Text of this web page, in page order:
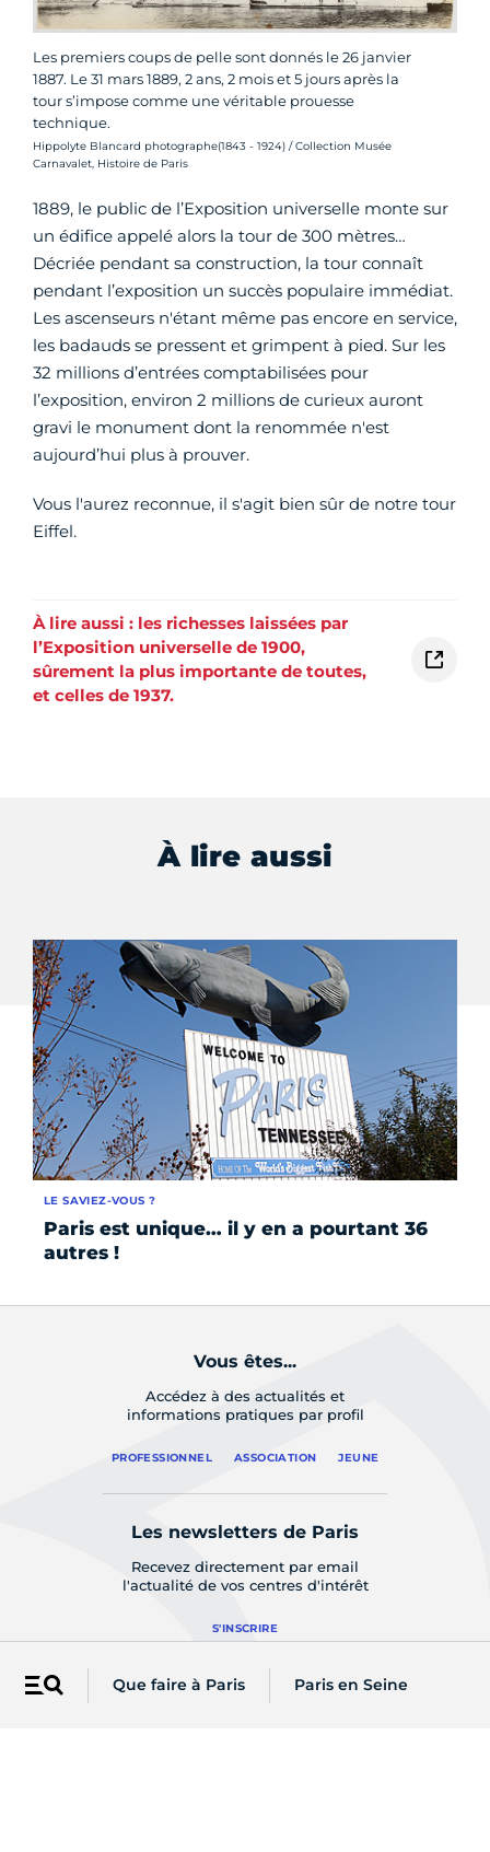
Menu Que faire à Paris Paris en Seine
Les premiers coups de pelle sont donnés le 26 janvier
1887. Le 31 mars 1889, 2 ans, 2 mois et 5 jours après la
tour s’impose comme une véritable prouesse
technique.
Crédit photo :
Hippolyte Blancard photographe(1843 - 1924) / Collection Musée
Carnavalet, Histoire de Paris
1889, le public de l’Exposition universelle monte sur
un édifice appelé alors la tour de 300 mètres…
Décriée pendant sa construction, la tour connaît
pendant l’exposition un succès populaire immédiat.
Les ascenseurs n'étant même pas encore en service,
les badauds se pressent et grimpent à pied. Sur les
32 millions d’entrées comptabilisées pour
l’exposition, environ 2 millions de curieux auront
gravi le monument dont la renommée n'est
aujourd’hui plus à prouver.
Vous l'aurez reconnue, il s'agit bien sûr de notre tour
Eiffel.
À lire aussi : les richesses laissées par
l’Exposition universelle de 1900,
sûrement la plus importante de toutes,
et celles de 1937.
À lire aussi
Paris est unique… il y en a pourtant 36
autres !
LE SAVIEZ-VOUS ?
Vous êtes...
Accédez à des actualités et
informations pratiques par profil
PROFESSIONNEL ASSOCIATION JEUNE
Les newsletters de Paris
Recevez directement par email
l'actualité de vos centres d'intérêt
S'INSCRIRE
Sur les réseaux